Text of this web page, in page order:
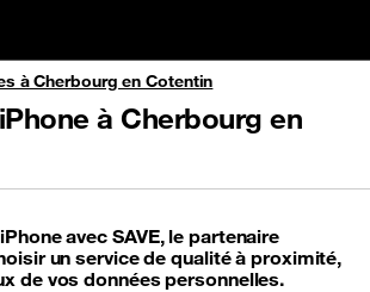
à Cherbourg en Cotentin
à Cherbourg en
avec SAVE, le partenaire
un service de qualité à proximité,
de vos données personnelles.